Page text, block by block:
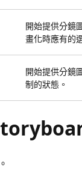
開始提供分鏡
畫化時應有的
開始提供分鏡
制的狀態。